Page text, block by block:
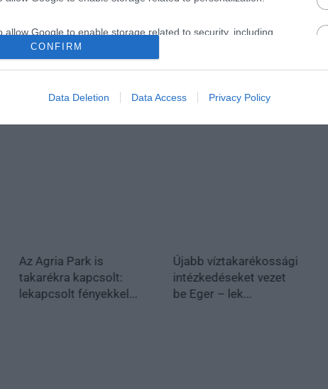
allow Google to enable storage related to security, including
functionality and fraud prevention, and other user protection.
CONFIRM
Data Deletion Data Access Privacy Policy
Az Agria Park is
takarékra kapcsolt:
lekapcsolt fényekkel...
Újabb víztakarékossági
intézkedéseket vezet
be Eger – lek...